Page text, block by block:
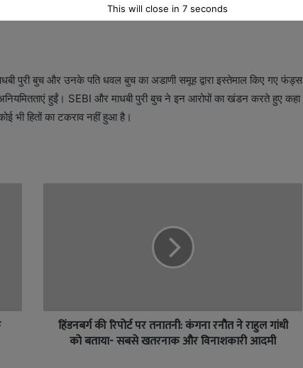
पुरी बुच और उनके पति धवल बुच का अडाणी समूह द्वारा इस्तेमाल किए गए फंड्स
हुईं। SEBI और माधबी पुरी बुच ने इन आरोपों का खंडन करते हुए कहा
भी हितों का टकराव नहीं हुआ है।
हिंडनबर्ग की रिपोर्ट पर तनातनी: कंगना रनौत ने राहुल गांधी
को बताया- सबसे खतरनाक और विनाशकारी आदमी
This will close in 5 seconds